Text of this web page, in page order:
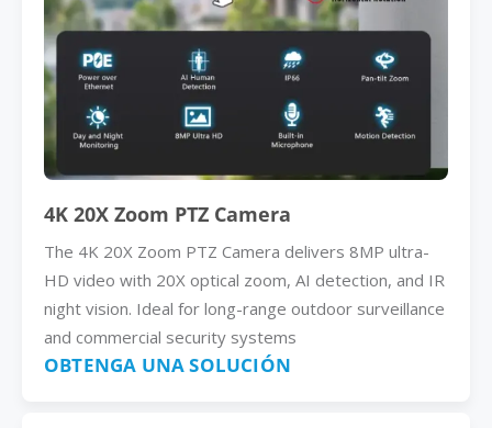
4K 20X Zoom PTZ Camera
The 4K 20X Zoom PTZ Camera delivers 8MP ultra-
HD video with 20X optical zoom, AI detection, and IR
night vision. Ideal for long-range outdoor surveillance
and commercial security systems
OBTENGA UNA SOLUCIÓN